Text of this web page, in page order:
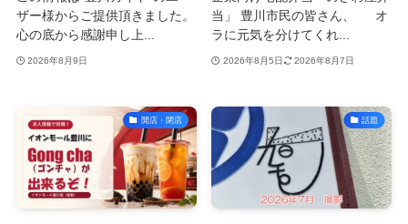
ザー様からご提供頂きました。
心の底から感謝申し上...
2026年8月9日
当」 豊川市民の皆さん、 オ
ラに元気を分けてくれ...
2026年8月5日 2026年8月7日
開店・閉店 話題